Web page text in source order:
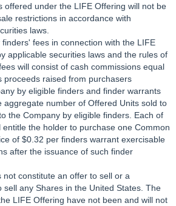
offered under the LIFE Offering will not be
restrictions in accordance with
laws.
fees in connection with the LIFE
applicable securities laws and the rules of
will consist of cash commissions equal
proceeds raised from purchasers
by eligible finders and finder warrants
aggregate number of Offered Units sold to
the Company by eligible finders. Each of
the holder to purchase one Common
of $0.32 per finders warrant exercisable
after the issuance of such finder
constitute an offer to sell or a
sell any Shares in the United States. The
LIFE Offering have not been and will not